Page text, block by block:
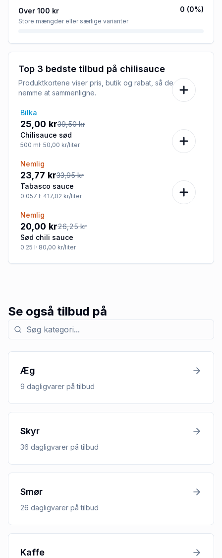
Over 100 kr
Store mængder eller særlige varianter
0 (0%)
Top 3 bedste tilbud på chilisauce
Produktkortene viser pris, butik og rabat, så de er
nemme at sammenligne.
-37%
Bilka
25,00 kr39,50 kr
Chilisauce sød
500 ml· 50,00 kr/liter
-30%
Nemlig
23,77 kr33,95 kr
Tabasco sauce
0.057 l· 417,02 kr/liter
-24%
Nemlig
20,00 kr26,25 kr
Sød chili sauce
0.25 l· 80,00 kr/liter
Se også tilbud på
Søg efter kategori med tilbud
Æg
9 dagligvarer på tilbud
Skyr
36 dagligvarer på tilbud
Smør
26 dagligvarer på tilbud
Kaffe